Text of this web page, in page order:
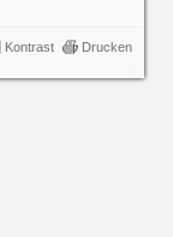
Kontrast Drucken